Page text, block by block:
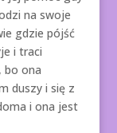
na swoje
gdzie pójść
i traci
bo ona
duszy i się z
i ona jest